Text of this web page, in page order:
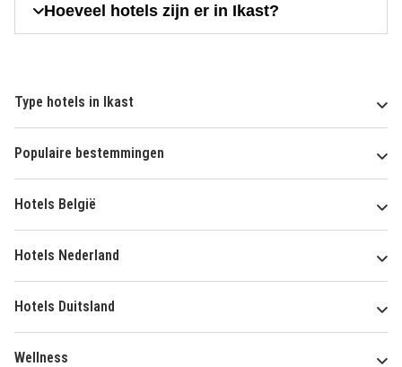
Hoeveel hotels zijn er in Ikast?
Type hotels in Ikast
Populaire bestemmingen
Hotels België
Hotels Nederland
Hotels Duitsland
Wellness